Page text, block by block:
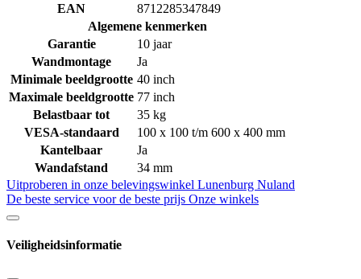
EAN
8712285347849
Algemene kenmerken
Garantie
10 jaar
Wandmontage
Ja
Minimale beeldgrootte 40 inch
Maximale beeldgrootte 77 inch
Belastbaar tot
35 kg
VESA-standaard
100 x 100 t/m 600 x 400 mm
Kantelbaar
Ja
Wandafstand
34 mm
Uitproberen in onze belevingswinkel Lunenburg Nuland
De beste service voor de beste prijs Onze winkels
Veiligheidsinformatie